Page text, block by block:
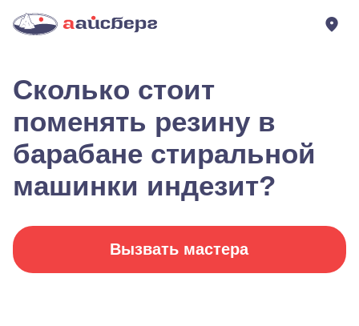
Сколько стоит
поменять резину в
барабане стиральной
машинки индезит?
Вызвать мастера